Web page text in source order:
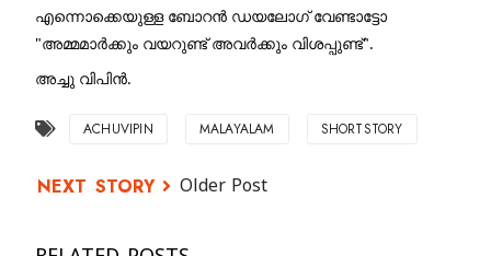
എന്നൊക്കെയുള്ള ബോറൻ ഡയലോഗ് വേണ്ടാട്ടോ
"അമ്മമാർക്കും വയറുണ്ട് അവർക്കും വിശപ്പുണ്ട്".
അച്ചു വിപിൻ.
ACHUVIPIN MALAYALAM SHORTSTORY
Older Post